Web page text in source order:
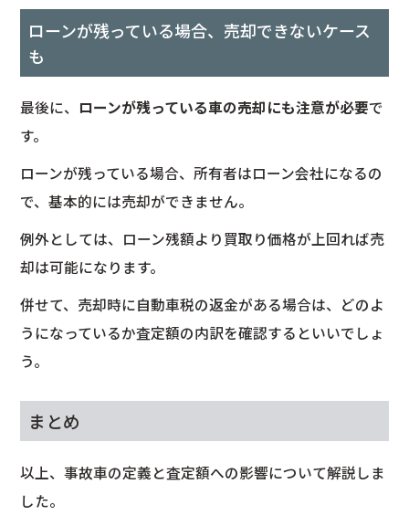
ローンが残っている場合、売却できないケース
も
最後に、 ローンが残っている車の売却にも注意が必要で
す。
ローンが残っている場合、所有者はローン会社になるの
で、基本的には売却ができません。
例外としては、ローン残額より買取り価格が上回れば売
却は可能になります。
併せて、売却時に自動車税の返金がある場合は、どのよ
うになっているか査定額の内訳を確認するといいでしょ
う。
まとめ
以上、事故車の定義と査定額への影響について解説しま
した。